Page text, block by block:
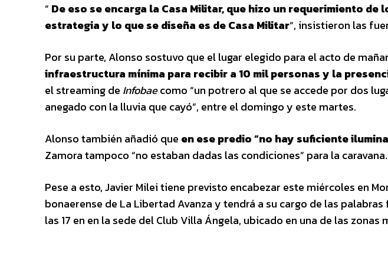
“ De eso se encarga la Casa Militar, que hizo un requerimiento de
estrategia y lo que se diseña es de Casa Militar“, insistieron las
Por su parte, Alonso sostuvo que el lugar elegido para el acto de
infraestructura mínima para recibir a 10 mil personas y la
el streaming de Infobaecomo “un potrero al que se accede por dos
anegado con la lluvia que cayó”, entre el domingo y este martes.
Alonso también añadió que en ese predio “no hay suficiente
Zamora tampoco “no estaban dadas las condiciones” para la caravana.
Pese a esto, Javier Milei tiene previsto encabezar este miércoles en
bonaerense de La Libertad Avanza y tendrá a su cargo de las
las 17 en en la sede del Club Villa Ángela, ubicado en una de las